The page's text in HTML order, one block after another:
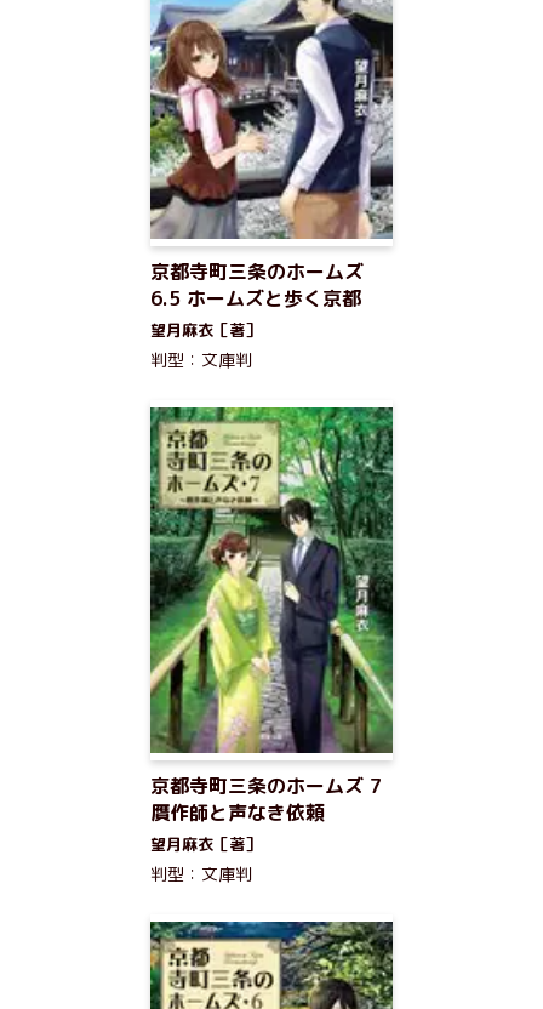
京都寺町三条のホームズ
6.5 ホームズと歩く京都
望月麻衣［著］
判型：文庫判
京都寺町三条のホームズ 7
贋作師と声なき依頼
望月麻衣［著］
判型：文庫判